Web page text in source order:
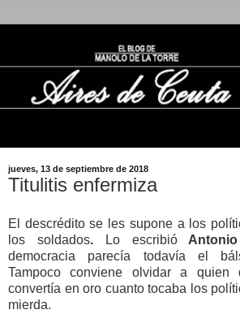
jueves, 13 de septiembre de 2018
Titulitis enfermiza
El descrédito se les supone a los
los soldados. Lo escribióAntonio
democracia parecía todavía el
Tampoco conviene olvidar a
convertía en oro cuanto tocaba los
mierda.